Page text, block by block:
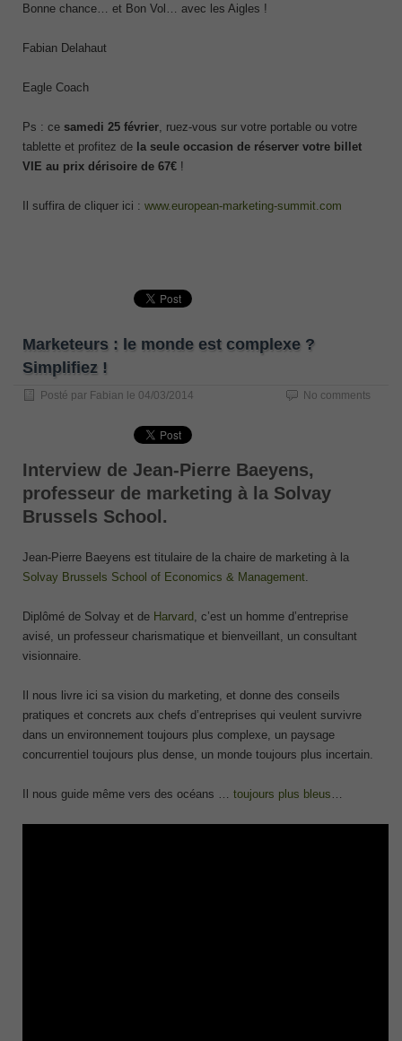
Bonne chance… et Bon Vol… avec les Aigles !
Fabian Delahaut
Eagle Coach
Ps : ce samedi 25 février, ruez-vous sur votre portable ou votre
tablette et profitez de la seule occasion de réserver votre billet
VIE au prix dérisoire de 67€ !
Il suffira de cliquer ici : www.european-marketing-summit.com
Marketeurs : le monde est complexe ?
Simplifiez !
Posté par Fabian le 04/03/2014 No comments
Interview de Jean-Pierre Baeyens,
professeur de marketing à la Solvay
Brussels School.
Jean-Pierre Baeyens est titulaire de la chaire de marketing à la
Solvay Brussels School of Economics & Management.
Diplômé de Solvay et de Harvard, c’est un homme d’entreprise
avisé, un professeur charismatique et bienveillant, un consultant
visionnaire.
Il nous livre ici sa vision du marketing, et donne des conseils
pratiques et concrets aux chefs d’entreprises qui veulent survivre
dans un environnement toujours plus complexe, un paysage
concurrentiel toujours plus dense, un monde toujours plus incertain.
Il nous guide même vers des océans … toujours plus bleus …